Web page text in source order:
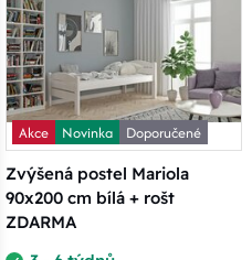
Akce Novinka
Doporučené
Zvýšená postel Mariola
90x200 cm bílá + rošt
ZDARMA